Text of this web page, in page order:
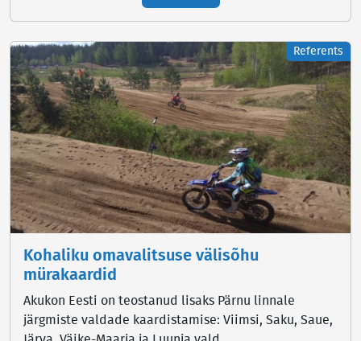
Referents
Kohaliku omavalitsuse välisõhu
mürakaardid
Akukon Eesti on teostanud lisaks Pärnu linnale
järgmiste valdade kaardistamise: Viimsi, Saku, Saue,